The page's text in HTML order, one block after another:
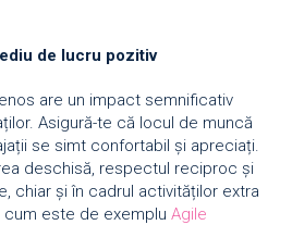
de lucru pozitiv
are un impact semnificativ
Asigură-te că locul de muncă
se simt confortabil și apreciați.
deschisă, respectul reciproc și
chiar și în cadrul activităților extra
este de exemplu Agile